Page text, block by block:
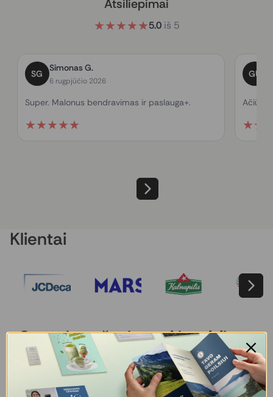
Atsiliepimai
★★★★★5.0 iš 5
SG
Simonas G.
6 rugpjūčio 2026
Super. Malonus bendravimas ir paslauga+.
★★★★★
GU
Ačiū
★★
Klientai
Spaudos užsakymai be rizikos
ir neaiškumų
Viskas vienoje platformoje: aiškūs pasirinkimai,
profesionali failų patikra ir skaidri kaina prieš užsakant.